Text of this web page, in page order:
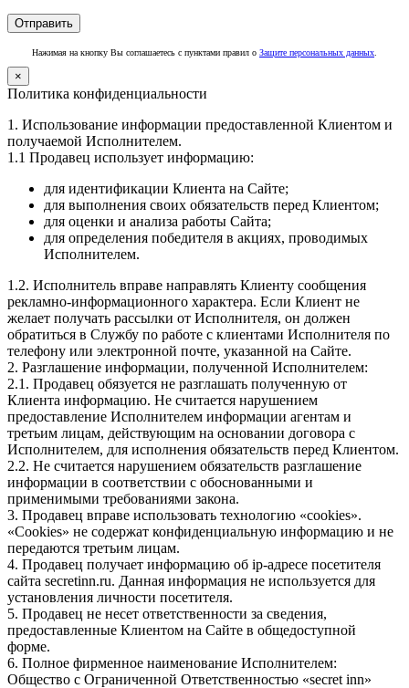
Нажимая на кнопку Вы соглашаетесь с пунктами правил о Защите персональных данных
×
Политика конфиденциальности
1. Использование информации предоставленной Клиентом и
получаемой Исполнителем.
1.1 Продавец использует информацию:
для идентификации Клиента на Сайте;
для выполнения своих обязательств перед Клиентом;
для оценки и анализа работы Сайта;
для определения победителя в акциях, проводимых
Исполнителем.
1.2. Исполнитель вправе направлять Клиенту сообщения
рекламно-информационного характера. Если Клиент не
желает получать рассылки от Исполнителя, он должен
обратиться в Службу по работе с клиентами Исполнителя по
телефону или электронной почте, указанной на Сайте.
2. Разглашение информации, полученной Исполнителем:
2.1. Продавец обязуется не разглашать полученную от
Клиента информацию. Не считается нарушением
предоставление Исполнителем информации агентам и
третьим лицам, действующим на основании договора с
Исполнителем, для исполнения обязательств перед Клиентом.
2.2. Не считается нарушением обязательств разглашение
информации в соответствии с обоснованными и
применимыми требованиями закона.
3. Продавец вправе использовать технологию «cookies».
«Cookies» не содержат конфиденциальную информацию и не
передаются третьим лицам.
4. Продавец получает информацию об ip-адресе посетителя
сайта secretinn.ru. Данная информация не используется для
установления личности посетителя.
5. Продавец не несет ответственности за сведения,
предоставленные Клиентом на Сайте в общедоступной
форме.
6. Полное фирменное наименование Исполнителем:
Общество с Ограниченной Ответственностью «secret inn»